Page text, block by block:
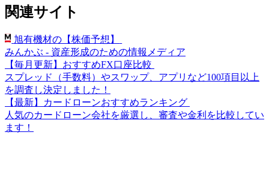
関連サイト
旭有機材の【株価予想】
みんかぶ - 資産形成のための情報メディア
【毎月更新】おすすめFX口座比較
スプレッド（手数料）やスワップ、アプリなど100項目以上
を調査し決定しました！
【最新】カードローンおすすめランキング
人気のカードローン会社を厳選し、審査や金利を比較してい
ます！